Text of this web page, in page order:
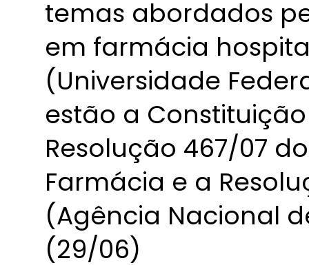
temas abordados
em farmácia
(Universidade
estão a
Resolução 467/07
Farmácia e a
(Agência Nacional
(29/06)